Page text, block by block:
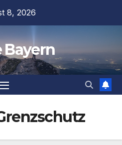
8, 2026
Bayern